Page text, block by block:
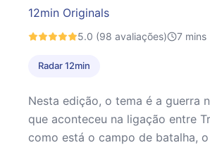
12min Originals
5.0 (98 avaliações) 7 mins
Radar 12min
Nesta edição, o tema é a guerra
que aconteceu na ligação entre
como está o campo de batalha,